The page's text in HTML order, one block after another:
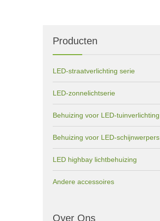
Producten
LED-straatverlichting serie
LED-zonnelichtserie
Behuizing voor LED-tuinverlichting
Behuizing voor LED-schijnwerpers
LED highbay lichtbehuizing
Andere accessoires
Over Ons